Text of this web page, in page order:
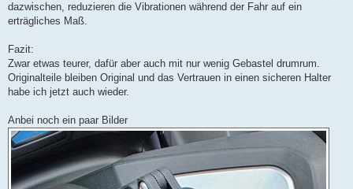
dazwischen, reduzieren die Vibrationen während der Fahr auf ein
erträgliches Maß.
Fazit:
Zwar etwas teurer, dafür aber auch mit nur wenig Gebastel drumrum.
Originalteile bleiben Original und das Vertrauen in einen sicheren Halter
habe ich jetzt auch wieder.
Anbei noch ein paar Bilder